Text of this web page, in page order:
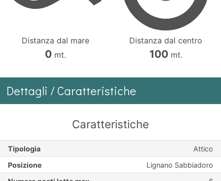
Distanza dal mare
0mt.
Distanza dal centro
100mt.
Dettagli / Caratteristiche
Caratteristiche
Tipologia
Attico
Posizione
Lignano Sabbiadoro